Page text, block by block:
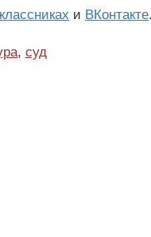
и ВКонтакте.
, суд